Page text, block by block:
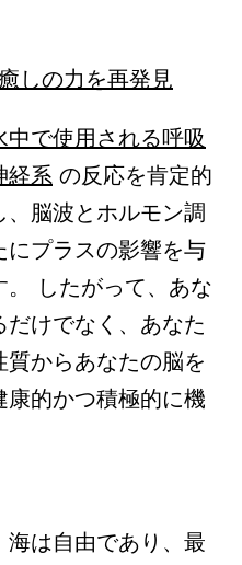
で使用される呼吸
経系 の反応を肯定的
脳波とホルモン調
プラスの影響を与
。 したがって、あな
けでなく、あなた
からあなたの脳を
康的かつ積極的に機
は自由であり、最